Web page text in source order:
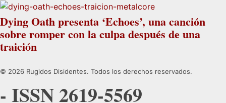
Dying Oath presenta ‘Echoes’, una canción
sobre romper con la culpa después de una
traición
© 2026 Rugidos Disidentes. Todos los derechos reservados.
- ISSN 2619-5569